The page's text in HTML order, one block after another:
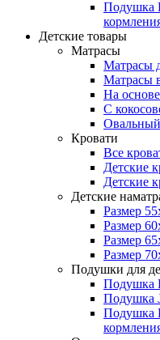
Подушка
Детские товары
Матрасы
Матрасы
Матрасы
На основе
С
Кровати
Все
Детские
Детские
Детские
Размер
Размер
Размер
Размер
Подушки для
Подушка
Подушка
Подушка